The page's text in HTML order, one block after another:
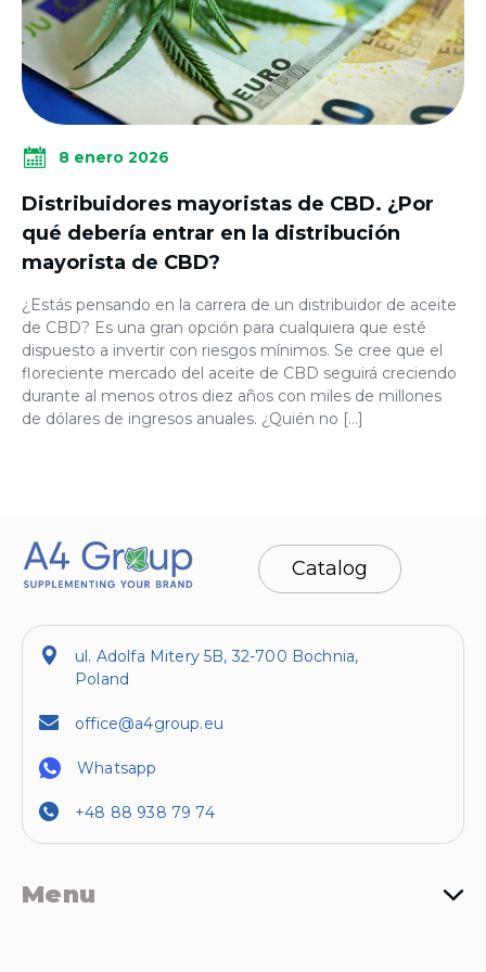
8 enero 2026
Distribuidores mayoristas de CBD. ¿Por
qué debería entrar en la distribución
mayorista de CBD?
¿Estás pensando en la carrera de un distribuidor de aceite
de CBD? Es una gran opción para cualquiera que esté
dispuesto a invertir con riesgos mínimos. Se cree que el
floreciente mercado del aceite de CBD seguirá creciendo
durante al menos otros diez años con miles de millones
de dólares de ingresos anuales. ¿Quién no […]
Catalog
ul. Adolfa Mitery 5B, 32-700 Bochnia,
Poland
office@a4group.eu
Whatsapp
+48 88 938 79 74
Menu